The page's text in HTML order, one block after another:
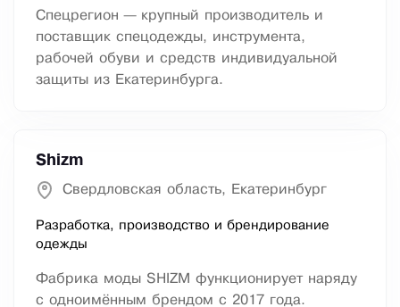
Спецрегион — крупный производитель и
поставщик спецодежды, инструмента,
рабочей обуви и средств индивидуальной
защиты из Екатеринбурга.
Shizm
Свердловская область, Екатеринбург
Разработка, производство и брендирование
одежды
Фабрика моды SHIZM функционирует наряду
с одноимённым брендом с 2017 года.